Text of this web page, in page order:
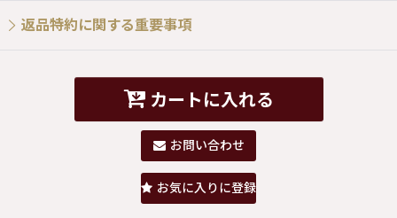
返品特約に関する重要事項
カートに入れる
お問い合わせ
お気に入りに登録